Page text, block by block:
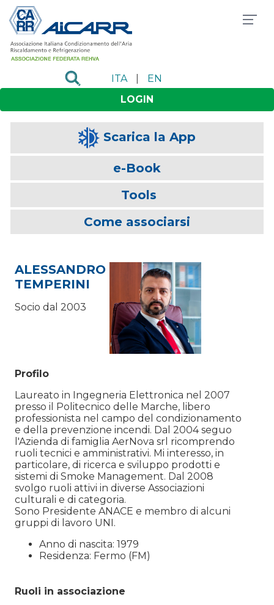
ITA
EN
LOGIN
Scarica la App
e-Book
Tools
Come associarsi
ALESSANDRO
TEMPERINI
Socio dal 2003
Profilo
Laureato in Ingegneria Elettronica nel 2007
presso il Politecnico delle Marche, libero
professionista nel campo del condizionamento
e della prevenzione incendi. Dal 2004 seguo
l'Azienda di famiglia AerNova srl ricomprendo
ruoli tecnici e amministrativi. Mi interesso, in
particolare, di ricerca e sviluppo prodotti e
sistemi di Smoke Management. Dal 2008
svolgo ruoli attivi in diverse Associazioni
culturali e di categoria.
Sono Presidente ANACE e membro di alcuni
gruppi di lavoro UNI.
Anno di nascita: 1979
Residenza: Fermo (FM)
Ruoli in associazione